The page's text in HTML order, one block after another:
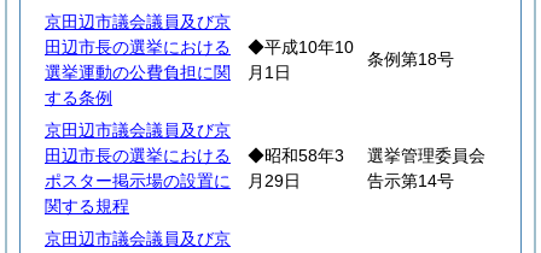
京田辺市議会議員及び京
田辺市長の選挙における
選挙運動の公費負担に関
する条例
◆平成10年10
月1日
条例第18号
京田辺市議会議員及び京
田辺市長の選挙における
ポスター掲示場の設置に
関する規程
◆昭和58年3
月29日
選挙管理委員会
告示第14号
京田辺市議会議員及び京